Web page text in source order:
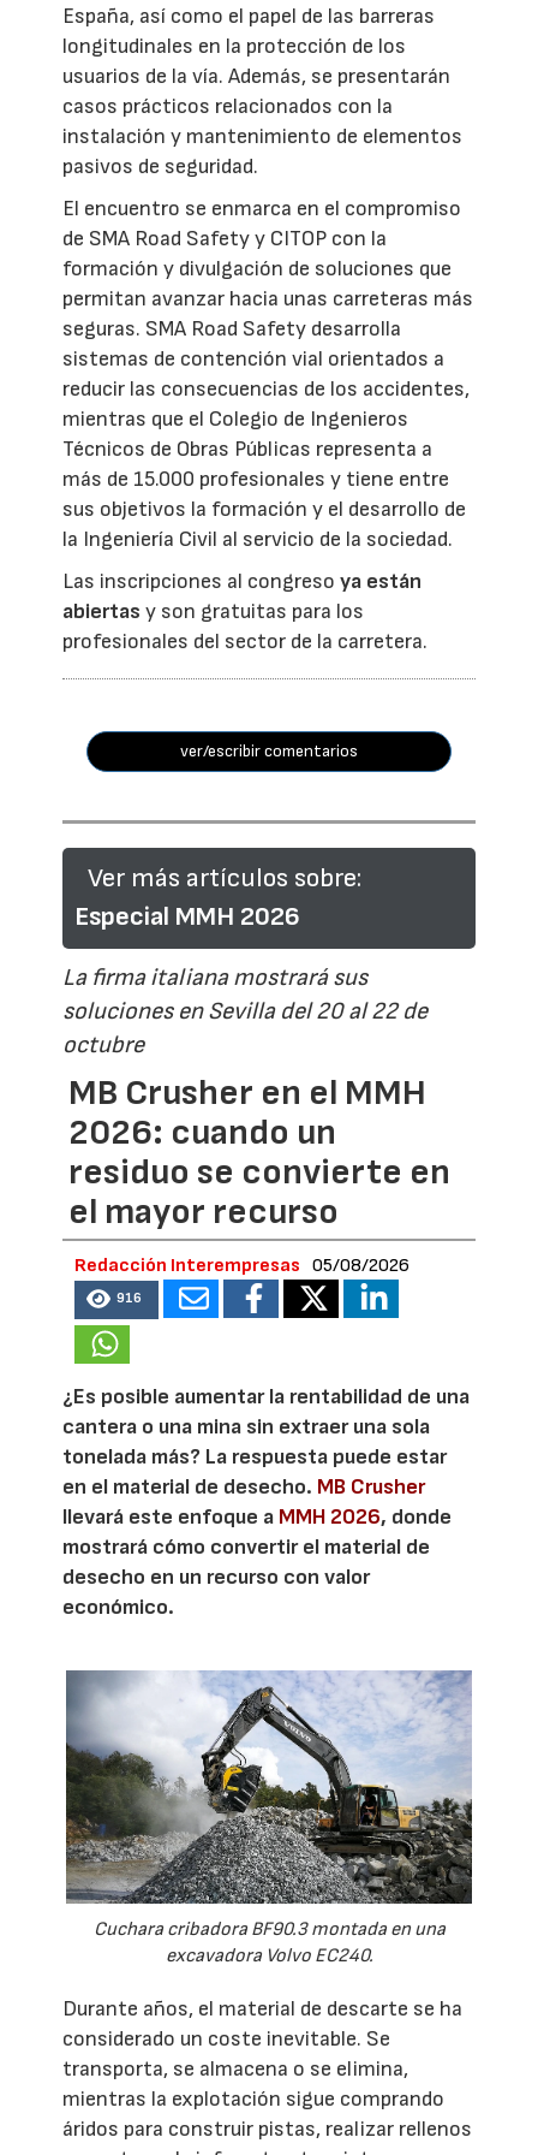
España, así como el papel de las barreras
longitudinales en la protección de los
usuarios de la vía. Además, se presentarán
casos prácticos relacionados con la
instalación y mantenimiento de elementos
pasivos de seguridad.
El encuentro se enmarca en el compromiso
de SMA Road Safety y CITOP con la
formación y divulgación de soluciones que
permitan avanzar hacia unas carreteras más
seguras. SMA Road Safety desarrolla
sistemas de contención vial orientados a
reducir las consecuencias de los accidentes,
mientras que el Colegio de Ingenieros
Técnicos de Obras Públicas representa a
más de 15.000 profesionales y tiene entre
sus objetivos la formación y el desarrollo de
la Ingeniería Civil al servicio de la sociedad.
Las inscripciones al congresoya están
abiertas y son gratuitas para los
profesionales del sector de la carretera.
ver/escribir comentarios
Ver más artículos sobre:
Especial MMH 2026
La firma italiana mostrará sus
soluciones en Sevilla del 20 al 22 de
octubre
MB Crusher en el MMH
2026: cuando un
residuo se convierte en
el mayor recurso
Redacción Interempresas 05/08/2026
916
¿Es posible aumentar la rentabilidad de una
cantera o una mina sin extraer una sola
tonelada más? La respuesta puede estar
en el material de desecho. MB Crusher
llevará este enfoque a MMH 2026, donde
mostrará cómo convertir el material de
desecho en un recurso con valor
económico.
Cuchara cribadora BF90.3 montada en una
excavadora Volvo EC240.
Durante años, el material de descarte se ha
considerado un coste inevitable. Se
transporta, se almacena o se elimina,
mientras la explotación sigue comprando
áridos para construir pistas, realizar rellenos